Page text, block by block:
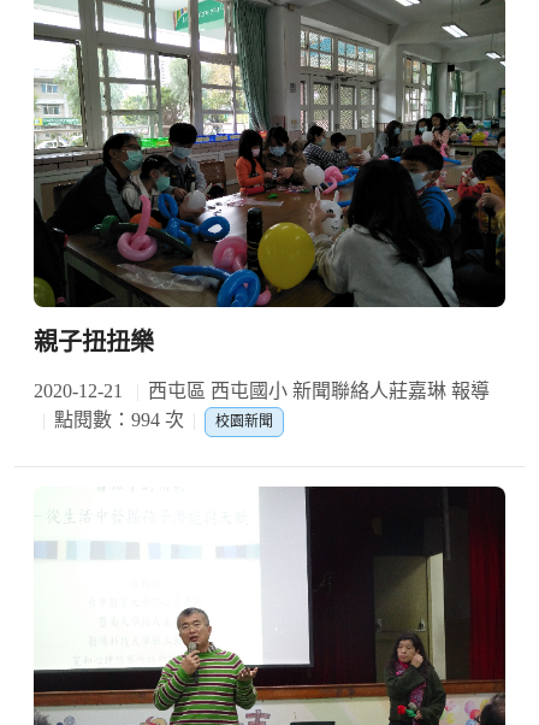
親子扭扭樂
2020-12-21
西屯區 西屯國小 新聞聯絡人莊嘉琳 報導
點閱數：994 次
校園新聞